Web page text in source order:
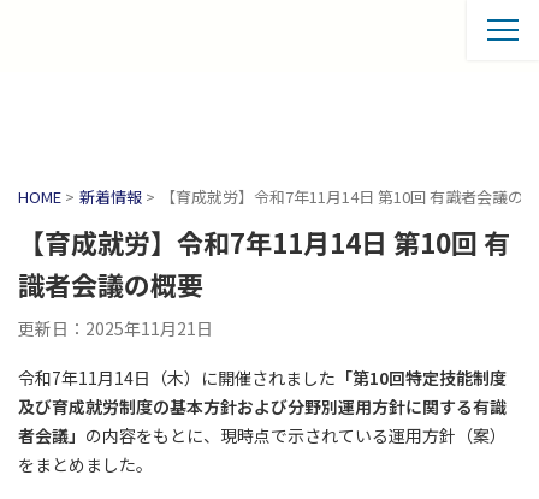
HOME > 新着情報 > 【育成就労】令和7年11月14日 第10回 有識者会議の
【育成就労】令和7年11月14日 第10回 有
識者会議の概要
更新日：2025年11月21日
令和7年11月14日（木）に開催されました 「第10回特定技能制度
及び育成就労制度の基本方針および分野別運用方針に関する有識
者会議」 の内容をもとに、現時点で示されている運用方針（案）
をまとめました。